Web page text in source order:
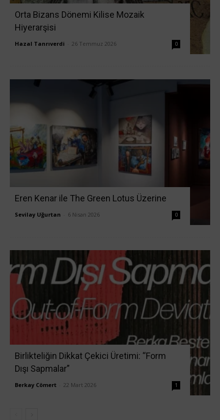
Orta Bizans Dönemi Kilise Mozaik
Hiyerarşisi
Hazal Tanrıverdi 26 Temmuz 2026 0
Eren Kenar ile The Green Lotus Üzerine
Sevilay Uğurtan 6 Nisan 2026 0
Birlikteliğin Dikkat Çekici Üretimi: “Form
Dışı Sapmalar”
Berkay Cömert 22 Mart 2026 1